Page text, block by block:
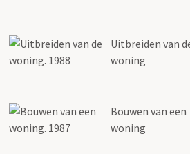
Uitbreiden van
woning
Bouwen van een
woning